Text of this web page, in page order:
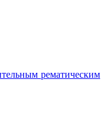
рематическим